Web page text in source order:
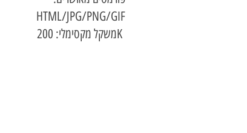
HTML/JPG/PNG/GIF
משקל מקסימלי: 200K